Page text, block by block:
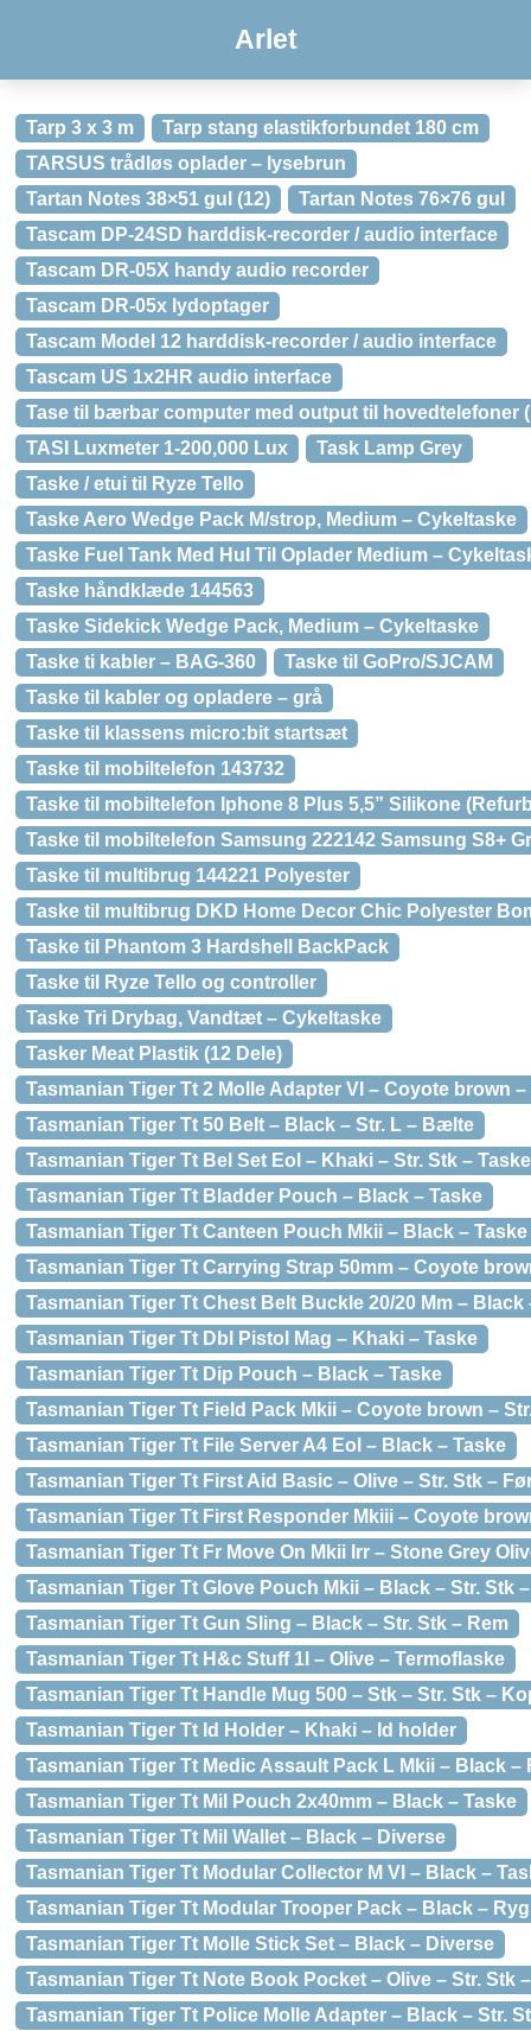
Arlet
Tarp 3 x 3 m
Tarp stang elastikforbundet 180 cm
TARSUS trådløs oplader – lysebrun
Tartan Notes 38×51 gul (12)
Tartan Notes 76×76 gul
Tascam DP-24SD harddisk-recorder / audio interface
Tascam DR-05X handy audio recorder
Tascam DR-05x lydoptager
Tascam Model 12 harddisk-recorder / audio interface
Tascam US 1x2HR audio interface
Tase til bærbar computer med output til hovedtelefoner
TASI Luxmeter 1-200,000 Lux
Task Lamp Grey
Taske / etui til Ryze Tello
Taske Aero Wedge Pack M/strop, Medium – Cykeltaske
Taske Fuel Tank Med Hul Til Oplader Medium –
Taske håndklæde 144563
Taske Sidekick Wedge Pack, Medium – Cykeltaske
Taske ti kabler – BAG-360
Taske til GoPro/SJCAM
Taske til kabler og opladere – grå
Taske til klassens micro:bit startsæt
Taske til mobiltelefon 143732
Taske til mobiltelefon Iphone 8 Plus 5,5” Silikone
Taske til mobiltelefon Samsung 222142 Samsung S8+
Taske til multibrug 144221 Polyester
Taske til multibrug DKD Home Decor Chic Polyester
Taske til Phantom 3 Hardshell BackPack
Taske til Ryze Tello og controller
Taske Tri Drybag, Vandtæt – Cykeltaske
Tasker Meat Plastik (12 Dele)
Tasmanian Tiger Tt 2 Molle Adapter Vl – Coyote brown
Tasmanian Tiger Tt 50 Belt – Black – Str. L – Bælte
Tasmanian Tiger Tt Bel Set Eol – Khaki – Str. Stk – Taske
Tasmanian Tiger Tt Bladder Pouch – Black – Taske
Tasmanian Tiger Tt Canteen Pouch Mkii – Black – Taske
Tasmanian Tiger Tt Carrying Strap 50mm – Coyote
Tasmanian Tiger Tt Chest Belt Buckle 20/20 Mm – Black
Tasmanian Tiger Tt Dbl Pistol Mag – Khaki – Taske
Tasmanian Tiger Tt Dip Pouch – Black – Taske
Tasmanian Tiger Tt Field Pack Mkii – Coyote brown –
Tasmanian Tiger Tt File Server A4 Eol – Black – Taske
Tasmanian Tiger Tt First Aid Basic – Olive – Str. Stk –
Tasmanian Tiger Tt First Responder Mkiii – Coyote
Tasmanian Tiger Tt Fr Move On Mkii Irr – Stone Grey
Tasmanian Tiger Tt Glove Pouch Mkii – Black – Str. Stk
Tasmanian Tiger Tt Gun Sling – Black – Str. Stk – Rem
Tasmanian Tiger Tt H&c Stuff 1l – Olive – Termoflaske
Tasmanian Tiger Tt Handle Mug 500 – Stk – Str. Stk –
Tasmanian Tiger Tt Id Holder – Khaki – Id holder
Tasmanian Tiger Tt Medic Assault Pack L Mkii – Black
Tasmanian Tiger Tt Mil Pouch 2x40mm – Black – Taske
Tasmanian Tiger Tt Mil Wallet – Black – Diverse
Tasmanian Tiger Tt Modular Collector M Vl – Black –
Tasmanian Tiger Tt Modular Trooper Pack – Black –
Tasmanian Tiger Tt Molle Stick Set – Black – Diverse
Tasmanian Tiger Tt Note Book Pocket – Olive – Str. Stk
Tasmanian Tiger Tt Police Molle Adapter – Black – Str.